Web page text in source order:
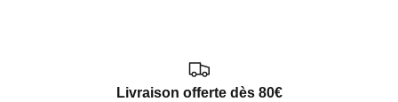
Livraison offerte dès 80€